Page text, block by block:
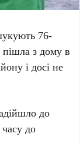
76-
пішла з дому в
і досі не
до
часу до